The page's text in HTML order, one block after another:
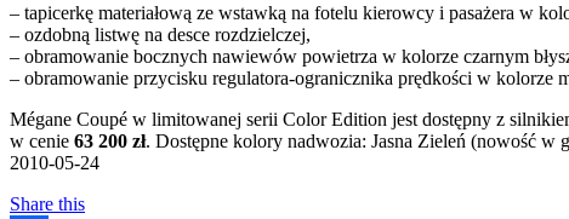
– tapicerkę materiałową ze wstawką na fotelu kierowcy i pasażera w
– ozdobną listwę na desce rozdzielczej,
– obramowanie bocznych nawiewów powietrza w kolorze czarnym
– obramowanie przycisku regulatora-ogranicznika prędkości w kolorze
Mégane Coupé w limitowanej serii Color Edition jest dostępny z
w cenie 63 200 zł. Dostępne kolory nadwozia: Jasna Zieleń (nowość w
2010-05-24
Share this